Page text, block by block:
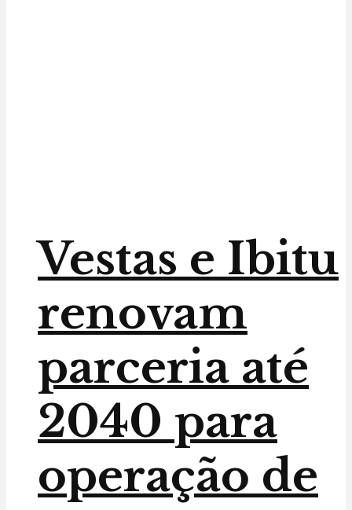
Vestas e Ibitu
renovam
parceria até
2040 para
operação de